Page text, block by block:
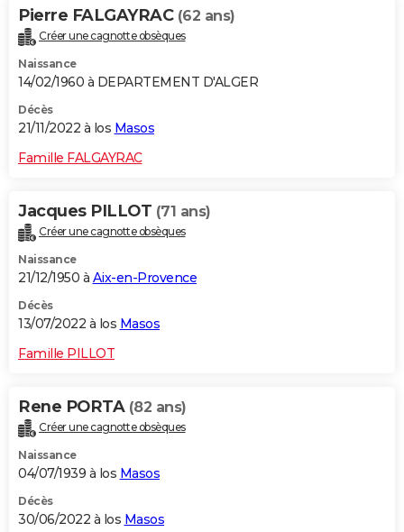
Pierre FALGAYRAC (62 ans)
Créer une cagnotte obsèques
Naissance
14/02/1960 à DEPARTEMENT D'ALGER
Décès
21/11/2022 à los Masos
Famille FALGAYRAC
Jacques PILLOT (71 ans)
Créer une cagnotte obsèques
Naissance
21/12/1950 à Aix-en-Provence
Décès
13/07/2022 à los Masos
Famille PILLOT
Rene PORTA (82 ans)
Créer une cagnotte obsèques
Naissance
04/07/1939 à los Masos
Décès
30/06/2022 à los Masos